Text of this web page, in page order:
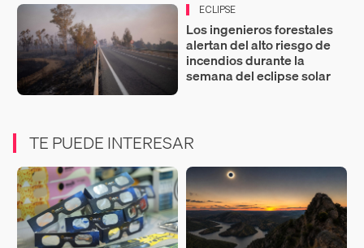
ECLIPSE
Los ingenieros forestales
alertan del alto riesgo de
incendios durante la
semana del eclipse solar
TE PUEDE INTERESAR